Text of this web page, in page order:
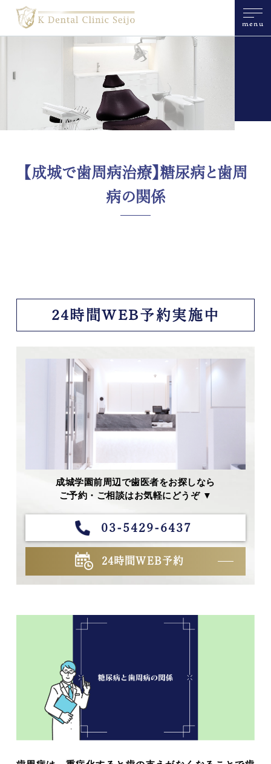
menu
【成城で歯周病治療】糖尿病と歯周
病の関係
24時間WEB予約実施中
成城学園前周辺で歯医者をお探しなら
ご予約・ご相談はお気軽にどうぞ ▼
03-5429-6437
24時間WEB予約